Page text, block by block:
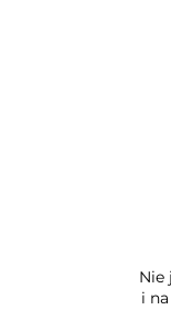
Nie
i